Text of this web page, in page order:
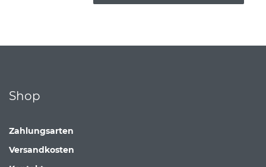
Shop
Zahlungsarten
Versandkosten